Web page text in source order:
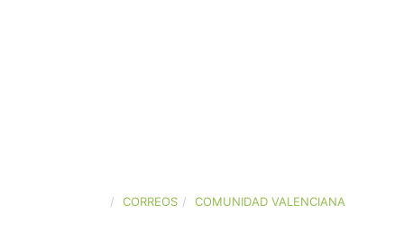
CORREOS COMUNIDAD VALENCIANA